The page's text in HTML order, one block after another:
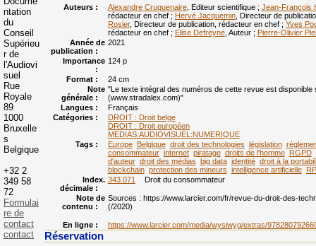
Auteurs : Alexandre Cruquenaire, Editeur scientifique ; Jean-François
rédacteur en chef ; Hervé Jacquemin, Directeur de
Rosier, Directeur de publication, rédacteur en chef ; Yves
rédacteur en chef ; Elise Defreyne, Auteur ; Pierre-Olivier
Année de
publication :
2021
Importance
:
124 p
Format :
24 cm
Note
générale :
"Le texte intégral des numéros de cette revue est disponible
(www.stradalex.com)"
Langues :
Français
Catégories :
DROIT : Droit belge
DROIT : Droit européen
MEDIAS:AUDIOVISUEL:NUMERIQUE
Tags :
Europe Belgique droit des technologies législation
consommateur internet piratage droits de l'homme RGPD
d'auteur droit des médias big data identité droit à la
blockchain protection des mineurs intelligence artificielle
Index.
décimale :
343.071 Droit du consommateur
Note de
contenu :
Sources : https://www.larcier.com/fr/revue-du-droit-des-
(/2020)
En ligne : https://www.larcier.com/media/wysiwyg/extras/
Réservation
ntation
du
Conseil
Supérieu
r de
l'Audiovi
suel
Rue
Royale
89
1000
Bruxelle
s
Belgique
+32 2
349 58
72
Formulai
re de
contact
contact